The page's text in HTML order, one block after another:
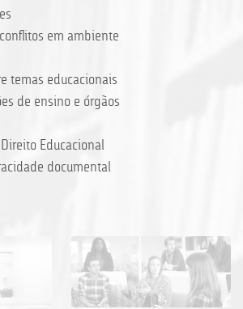
em ambiente
temas educacionais
de ensino e órgãos
Educacional
documental